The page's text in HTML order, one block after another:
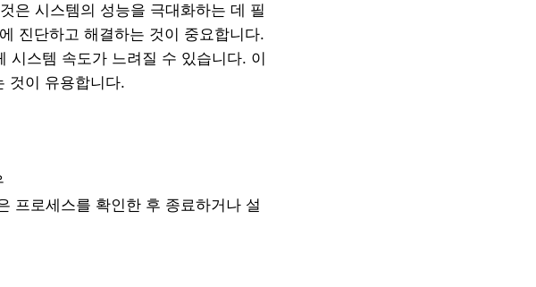
은 시스템의 성능을 극대화하는 데 필
진단하고 해결하는 것이 중요합니다.
시스템 속도가 느려질 수 있습니다. 이
것이 유용합니다.
프로세스를 확인한 후 종료하거나 설